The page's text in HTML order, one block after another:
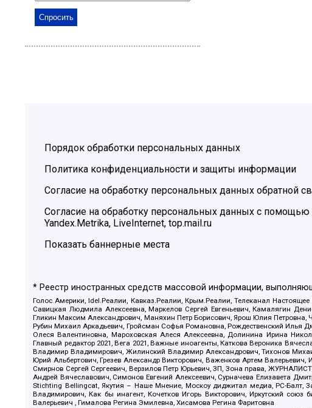
Порядок обработки персональных данных
Политика конфиденциальности и защиты информации
Согласие на обработку персональных данных обратной
Согласие на обработку персональных данных с помощью
Yandex.Metrika, LiveInternet, top.mail.ru
Показать баннерные места
* Реестр иностранных средств массовой информации,
Голос Америки, Idel.Реалии, Кавказ.Реалии, Крым.Реалии, Телеканал
Савицкая Людмила Алексеевна, Маркелов Сергей Евгеньевич, Камалягин
Гликин Максим Александрович, Маняхин Петр Борисович, Ярош Юлия
Рубин Михаил Аркадьевич, Гройсман Софья Романовна, Рождественский Илья
Олеся Валентиновна, Мароховская Алеся Алексеевна, Долинина Ирина
Главный редактор 2021, Вега 2021, Важные иноагенты, Каткова Вероника
Владимир Владимирович, Жилинский Владимир Александрович, Тихонов
Юрий Альбертович, Грезев Александр Викторович, Важенков Артем
Смирнов Сергей Сергеевич, Верзилов Петр Юрьевич, ЗП, Зона права,
Андрей Вячеславович, Симонов Евгений Алексеевич, Сурначева Елизавета
Stichting Bellingcat, Якутия – Наше Мнение, Москоу диджитал медиа, РС-Балт,
Владимирович, Как бы инагент, Кочетков Игорь Викторович, Иркутский союз
Валерьевич , Гималова Регина Эмилевна, Хисамова Регина Фаритовна